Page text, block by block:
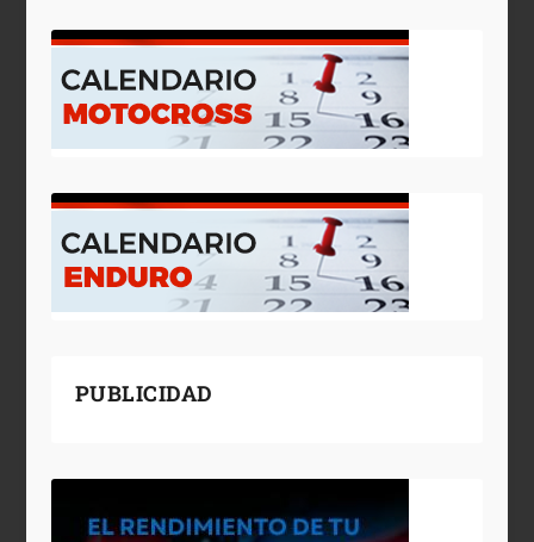
PUBLICIDAD